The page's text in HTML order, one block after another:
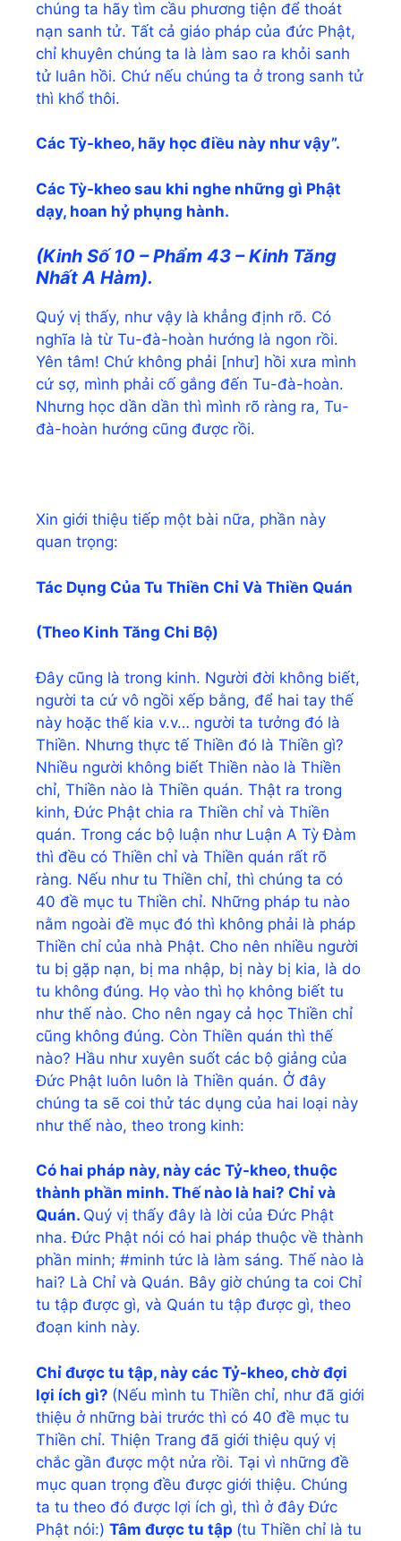
chúng ta hãy tìm cầu phương tiện để thoát
nạn sanh tử. Tất cả giáo pháp của đức Phật,
chỉ khuyên chúng ta là làm sao ra khỏi sanh
tử luân hồi. Chứ nếu chúng ta ở trong sanh tử
thì khổ thôi.
Các Tỳ-kheo, hãy học điều này như vậy”.
Các Tỳ-kheo sau khi nghe những gì Phật
dạy, hoan hỷ phụng hành.
(Kinh Số 10 – Phẩm 43 – Kinh Tăng
Nhất A Hàm).
Quý vị thấy, như vậy là khẳng định rõ. Có
nghĩa là từ Tu-đà-hoàn hướng là ngon rồi.
Yên tâm! Chứ không phải [như] hồi xưa mình
cứ sợ, mình phải cố gắng đến Tu-đà-hoàn.
Nhưng học dần dần thì mình rõ ràng ra, Tu-
đà-hoàn hướng cũng được rồi.
Xin giới thiệu tiếp một bài nữa, phần này
quan trọng:
Tác Dụng Của Tu Thiền Chỉ Và Thiền Quán
(Theo Kinh Tăng Chi Bộ)
Đây cũng là trong kinh. Người đời không biết,
người ta cứ vô ngồi xếp bằng, để hai tay thế
này hoặc thế kia v.v… người ta tưởng đó là
Thiền. Nhưng thực tế Thiền đó là Thiền gì?
Nhiều người không biết Thiền nào là Thiền
chỉ, Thiền nào là Thiền quán. Thật ra trong
kinh, Đức Phật chia ra Thiền chỉ và Thiền
quán. Trong các bộ luận như Luận A Tỳ Đàm
thì đều có Thiền chỉ và Thiền quán rất rõ
ràng. Nếu như tu Thiền chỉ, thì chúng ta có
40 đề mục tu Thiền chỉ. Những pháp tu nào
nằm ngoài đề mục đó thì không phải là pháp
Thiền chỉ của nhà Phật. Cho nên nhiều người
tu bị gặp nạn, bị ma nhập, bị này bị kia, là do
tu không đúng. Họ vào thì họ không biết tu
như thế nào. Cho nên ngay cả học Thiền chỉ
cũng không đúng. Còn Thiền quán thì thế
nào? Hầu như xuyên suốt các bộ giảng của
Đức Phật luôn luôn là Thiền quán. Ở đây
chúng ta sẽ coi thử tác dụng của hai loại này
như thế nào, theo trong kinh:
Có hai pháp này, này các Tỷ-kheo, thuộc
thành phần minh. Thế nào là hai? Chỉ và
Quán. Quý vị thấy đây là lời của Đức Phật
nha. Đức Phật nói có hai pháp thuộc về thành
phần minh; #minh tức là làm sáng. Thế nào là
hai? Là Chỉ và Quán. Bây giờ chúng ta coi Chỉ
tu tập được gì, và Quán tu tập được gì, theo
đoạn kinh này.
Chỉ được tu tập, này các Tỷ-kheo, chờ đợi
lợi ích gì? (Nếu mình tu Thiền chỉ, như đã giới
thiệu ở những bài trước thì có 40 đề mục tu
Thiền chỉ. Thiện Trang đã giới thiệu quý vị
chắc gần được một nửa rồi. Tại vì những đề
mục quan trọng đều được giới thiệu. Chúng
ta tu theo đó được lợi ích gì, thì ở đây Đức
Phật nói:) Tâm được tu tập (tu Thiền chỉ là tu